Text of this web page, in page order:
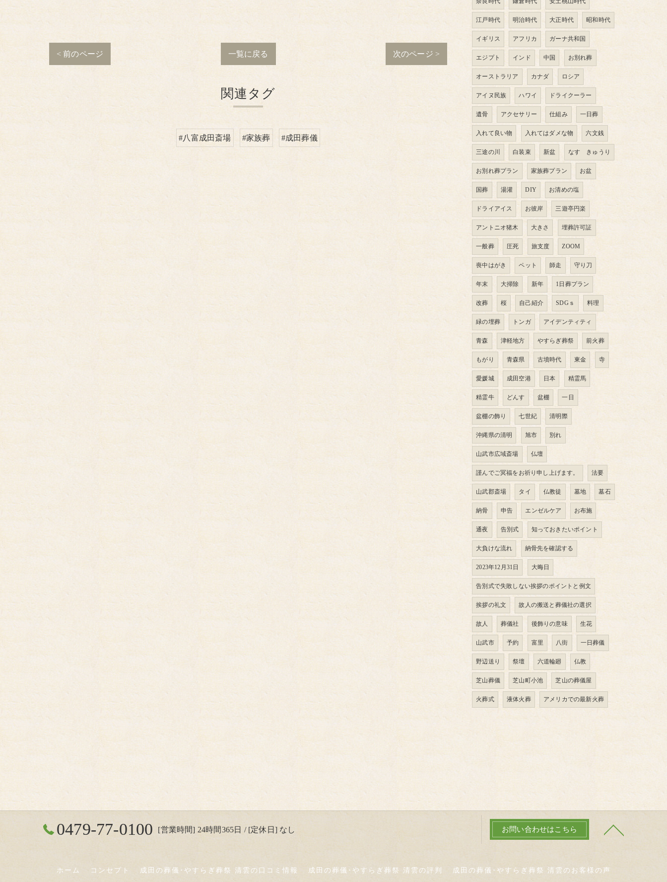
< 前のページ 一覧に戻る 次のページ >
関連タグ
#八富成田斎場 #家族葬 #成田葬儀
江戸時代 明治時代 大正時代 昭和時代
イギリス アフリカ ガーナ共和国
エジプト インド 中国 お別れ葬
オーストラリア カナダ ロシア
アイヌ民族 ハワイ ドライクーラー
遺骨 アクセサリー 仕組み 一日葬
入れて良い物 入れてはダメな物 六文銭
三途の川 白装束 新盆 なす きゅうり
お別れ葬プラン 家族葬プラン お盆
国葬 湯灌 DIY お清めの塩
ドライアイス お彼岸 三遊亭円楽
アントニオ猪木 大きさ 埋葬許可証
一般葬 圧死 旅支度 ZOOM
喪中はがき ペット 師走 守り刀
年末 大掃除 新年 1日葬プラン
改葬 桜 自己紹介 SDGｓ 料理
緑の埋葬 トンガ アイデンティティ
青森 津軽地方 やすらぎ葬祭 前火葬
もがり 青森県 古墳時代 東金 寺
愛媛城 成田空港 日本 精霊馬
精霊牛 どんす 盆棚 一日
盆棚の飾り 七世紀 清明際
沖縄県の清明 旭市 別れ
山武市広域斎場 仏壇
謹んでご冥福をお祈り申し上げます。 法要
山武郡斎場 タイ 仏教徒 墓地 墓石
納骨 申告 エンゼルケア お布施
通夜 告別式 知っておきたいポイント
大負けな流れ 納骨先を確認する
2023年12月31日 大晦日
告別式で失敗しない挨拶のポイントと例文
挨拶の礼文 故人の搬送と葬儀社の選択
故人 葬儀社 後飾りの意味 生花
山武市 予約 富里 八街 一日葬儀
野辺送り 祭壇 六道輪廻 仏教
芝山葬儀 芝山町小池 芝山の葬儀屋
火葬式 液体火葬 アメリカでの最新火葬
0479-77-0100 [営業時間] 24時間365日 / [定休日] なし お問い合わせはこちら
ホーム コンセプト 成田の葬儀･やすらぎ葬祭 清雲の口コミ情報 成田の葬儀･やすらぎ葬祭 清雲の評判 成田の葬儀･やすらぎ葬祭 清雲のお客様の声